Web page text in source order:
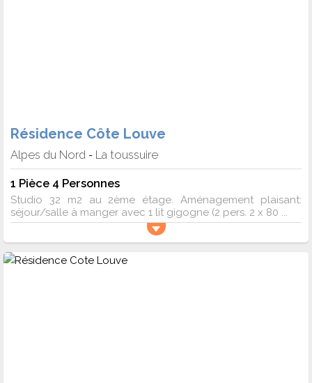
Résidence Côte Louve
Alpes du Nord - La toussuire
1 Pièce 4 Personnes
Studio 32 m2 au 2ème étage. Aménagement plaisant:
séjour/salle à manger avec 1 lit gigogne (2 pers. 2 x 80 ...